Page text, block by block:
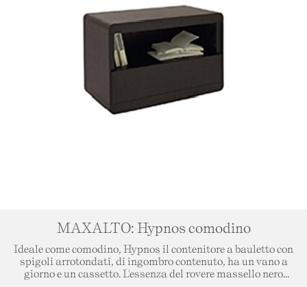
MAXALTO: Hypnos comodino
Ideale come comodino, Hypnos il contenitore a bauletto con
spigoli arrotondati, di ingombro contenuto, ha un vano a
giorno e un cassetto. L'essenza del rovere massello nero